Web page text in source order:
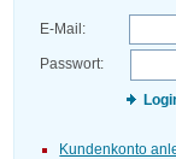
E-Mail:
Passwort:
Kundenkonto